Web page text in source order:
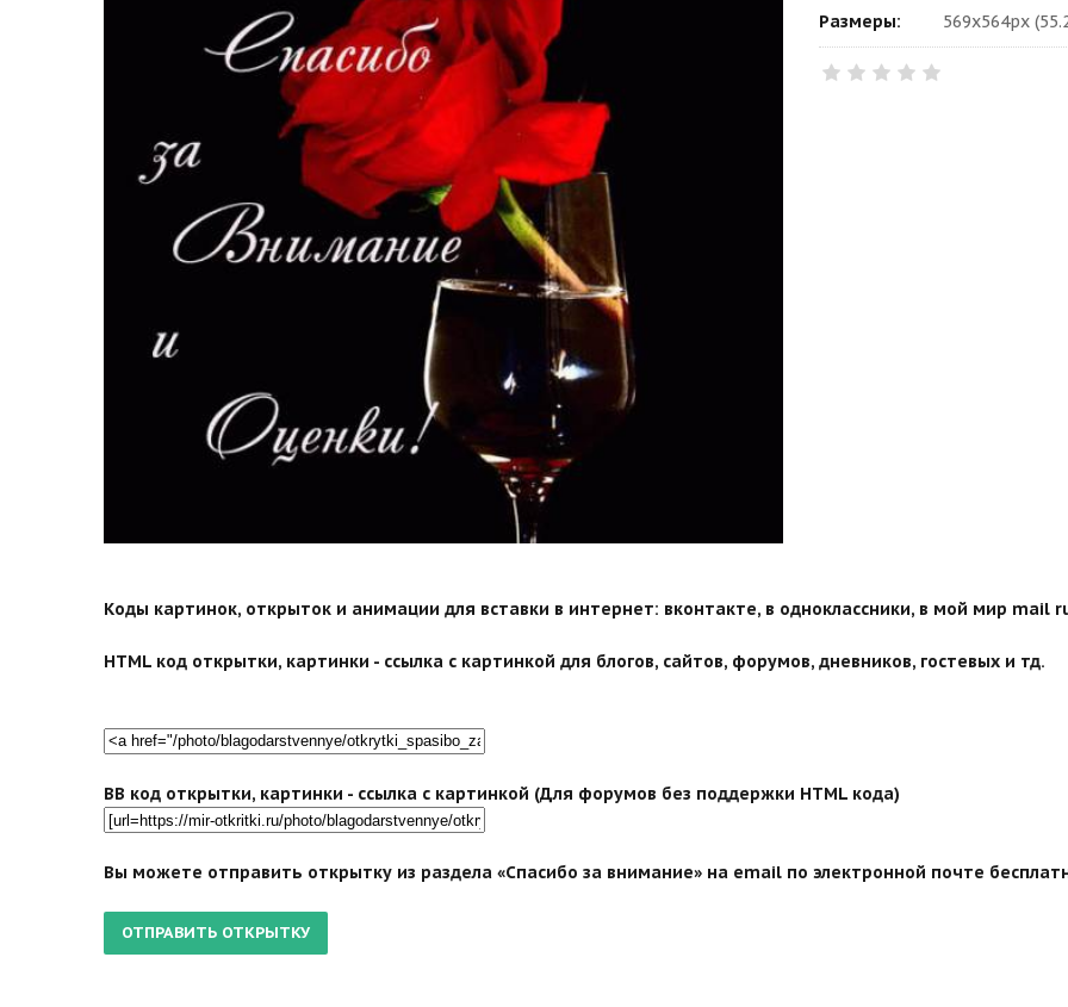
Размеры: 569x564px
Коды картинок, открыток и анимации для вставки в интернет: вконтакте, в одноклассники, в мой мир mail
HTML код открытки, картинки - ссылка с картинкой для блогов, сайтов, форумов, дневников, гостевых и тд.
BB код открытки, картинки - ссылка с картинкой (Для форумов без поддержки HTML кода)
Вы можете отправить открытку из раздела «Спасибо за внимание» на email по электронной почте